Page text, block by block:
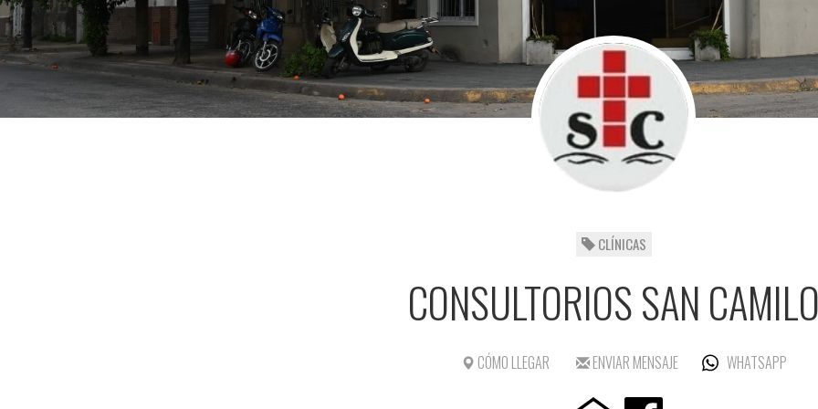
CLÍNICAS
CONSULTORIOS SAN
CÓMO LLEGAR ENVIAR MENSAJE WHATSAPP